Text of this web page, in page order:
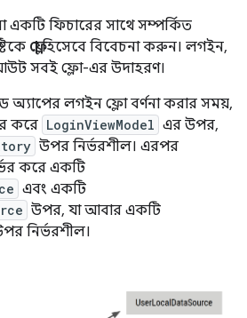
ফিচারের সাথে সম্পর্কিত
ফ্লোহিসেবে বিবেচনা করুন। লগইন,
সবই ফ্লো-এর উদাহরণ।
অ্যাপের লগইন ফ্লো বর্ণনা করার সময়,
করে LoginViewModel এর উপর,
উপর নির্ভরশীল। এরপর
করে একটি
এবং একটি
উপর, যা আবার একটি
নির্ভরশীল।